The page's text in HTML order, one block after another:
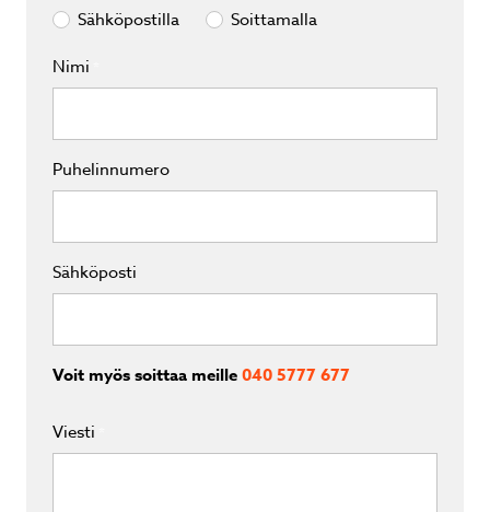
Sähköpostilla
Soittamalla
Nimi
Puhelinnumero
Sähköposti
Voit myös soittaa meille040 5777 677
Viesti